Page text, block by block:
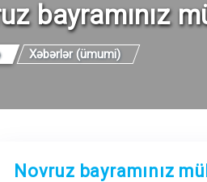
bayramınız
Xəbərlər (ümumi)
Novruz bayramınız